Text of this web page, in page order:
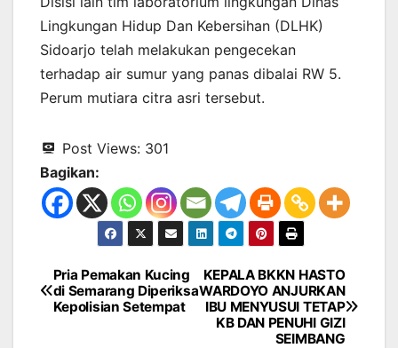
Lingkungan Hidup Dan Kebersihan (DLHK)
Sidoarjo telah melakukan pengecekan
terhadap air sumur yang panas dibalai RW 5.
Perum mutiara citra asri tersebut.
Post Views: 301
Bagikan:
Navigasi
pos
KEPALA BKKN HASTO
WARDOYO ANJURKAN
IBU MENYUSUI TETAP
KB DAN PENUHI GIZI
SEIMBANG
Pria Pemakan Kucing
di Semarang Diperiksa
Kepolisian Setempat